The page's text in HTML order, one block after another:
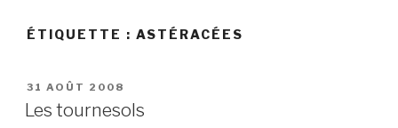
ÉTIQUETTE : ASTÉRACÉES
PUBLIÉ
LE
31 AOÛT 2008
Les tournesols